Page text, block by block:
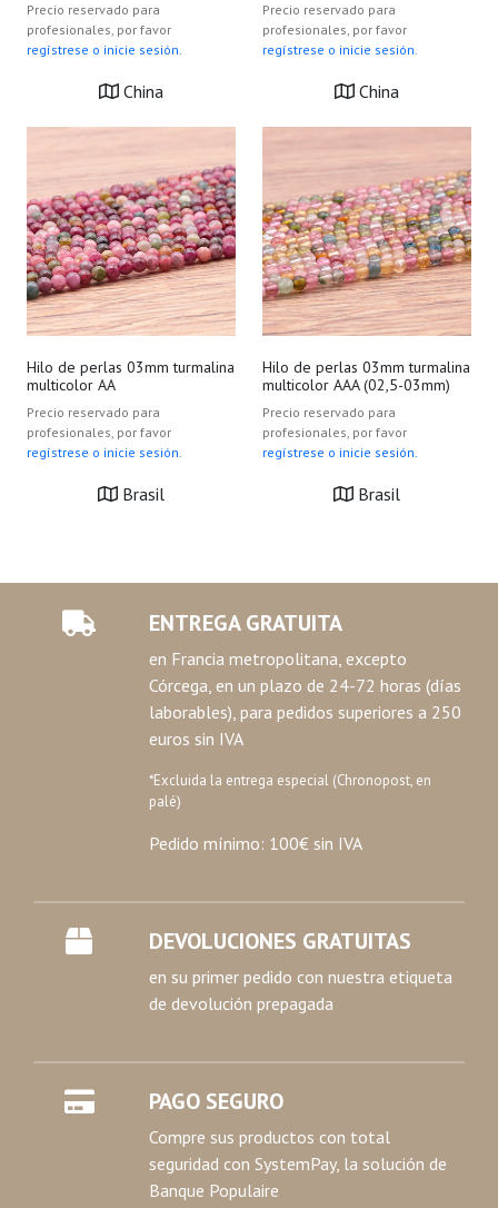
Precio reservado para
profesionales, por favor
regístrese o inicie sesión.
China
Precio reservado para
profesionales, por favor
regístrese o inicie sesión.
China
Hilo de perlas 03mm turmalina
multicolor AA
Precio reservado para
profesionales, por favor
regístrese o inicie sesión.
Brasil
Hilo de perlas 03mm turmalina
multicolor AAA (02,5-03mm)
Precio reservado para
profesionales, por favor
regístrese o inicie sesión.
Brasil
ENTREGA GRATUITA
en Francia metropolitana, excepto
Córcega, en un plazo de 24-72 horas (días
laborables), para pedidos superiores a 250
euros sin IVA
*Excluida la entrega especial (Chronopost, en
palé)
Pedido mínimo: 100€ sin IVA
DEVOLUCIONES GRATUITAS
en su primer pedido con nuestra etiqueta
de devolución prepagada
PAGO SEGURO
Compre sus productos con total
seguridad con SystemPay, la solución de
Banque Populaire